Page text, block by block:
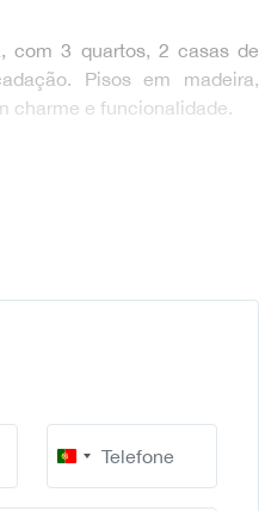
com 3 quartos, 2 casas de
Pisos em madeira,
charme e funcionalidade.
Portugal
+351